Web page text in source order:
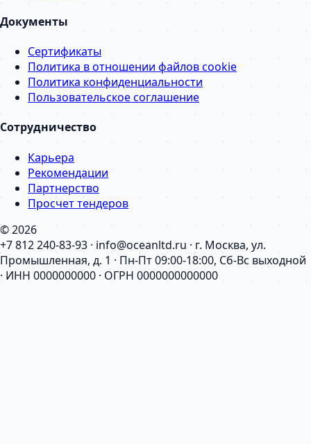
Документы
Сертификаты
Политика в отношении файлов cookie
Политика конфиденциальности
Пользовательское соглашение
Сотрудничество
Карьера
Рекомендации
Партнерство
Просчет тендеров
© 2026
+7 812 240-83-93 · info@oceanltd.ru · г. Москва, ул.
Промышленная, д. 1 · Пн-Пт 09:00-18:00, Сб-Вс выходной
· ИНН 0000000000 · ОГРН 0000000000000